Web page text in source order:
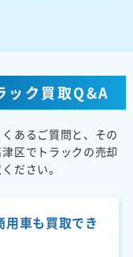
ック買取Q&A
あるご質問と、その
区でトラックの売却
ださい。
車も買取でき